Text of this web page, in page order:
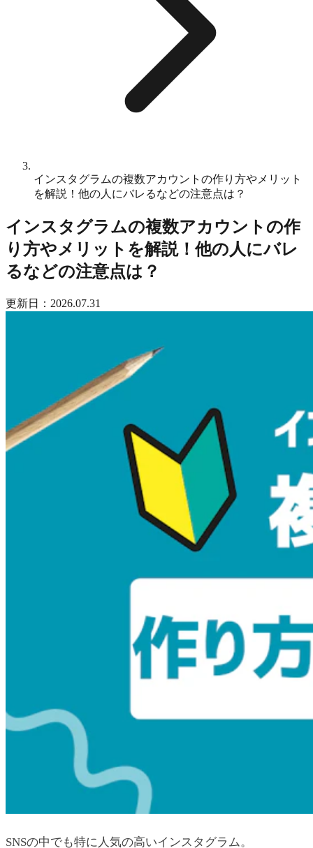
インスタグラムの複数アカウントの作り方やメリット
を解説！他の人にバレるなどの注意点は？
インスタグラムの複数アカウントの作
り方やメリットを解説！他の人にバレ
るなどの注意点は？
更新日：2026.07.31
SNSの中でも特に人気の高いインスタグラム。